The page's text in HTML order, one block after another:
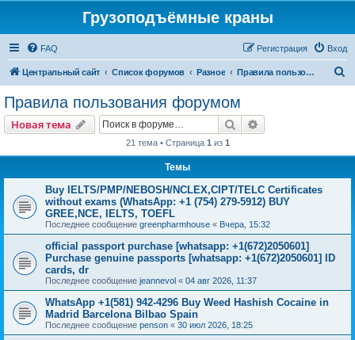
Грузоподъёмные краны
FAQ Вход
Регистрация
Центральный сайт Список форумов Разное Правила пользования форумом
Правила пользования форумом
Новая тема Поиск
21 тема • Страница 1 из 1
Темы
Buy IELTS/PMP/NEBOSH/NCLEX,CIPT/TELC Certificates
without exams (WhatsApp: +1 (754) 279-5912) BUY
GREE,NCE, IELTS, TOEFL
Последнее сообщение greenpharmhouse « Вчера, 15:32
official passport purchase [whatsapp: +1(672)2050601]
Purchase genuine passports [whatsapp: +1(672)2050601] ID
cards, dr
Последнее сообщение jeannevol « 04 авг 2026, 11:37
WhatsApp +1(581) 942-4296 Buy Weed Hashish Cocaine in
Madrid Barcelona Bilbao Spain
Последнее сообщение penson « 30 июл 2026, 18:25